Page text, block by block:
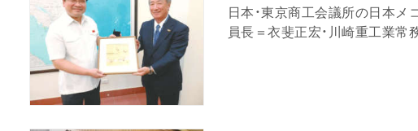
日本・東京商工会議所の日本メ
員長＝衣斐正宏・川崎重工業常